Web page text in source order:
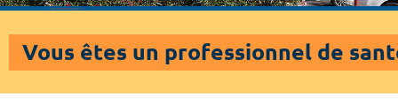
Vous êtes un professionnel de